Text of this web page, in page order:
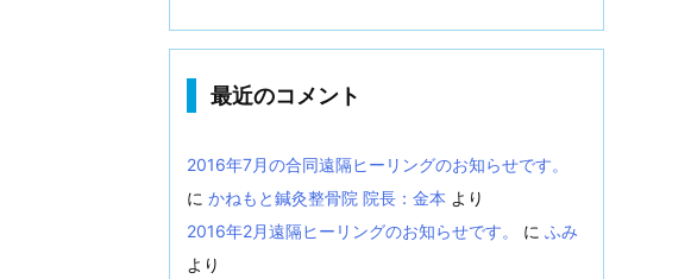
最近のコメント
2016年7月の合同遠隔ヒーリングのお知らせです。
に かねもと鍼灸整骨院 院長：金本 より
2016年2月遠隔ヒーリングのお知らせです。
に ふみ
より